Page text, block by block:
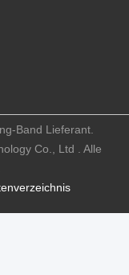
Band Lieferant.
Co., Ltd . Alle